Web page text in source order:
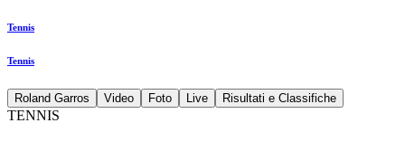
Tennis
Tennis
Roland Garros Video Foto Live Risultati e Classifiche
TENNIS